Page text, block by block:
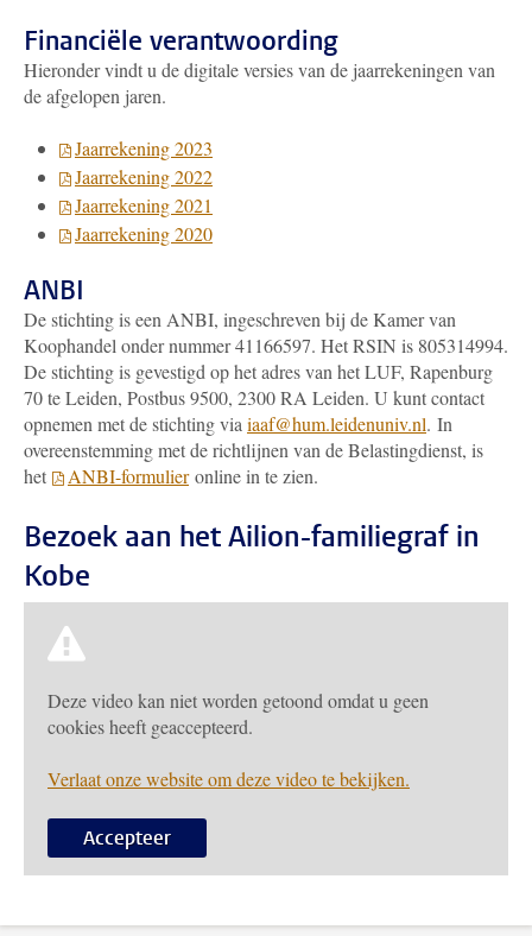
Financiële verantwoording
Hieronder vindt u de digitale versies van de jaarrekeningen van
de afgelopen jaren.
Jaarrekening 2023
Jaarrekening 2022
Jaarrekening 2021
Jaarrekening 2020
ANBI
De stichting is een ANBI, ingeschreven bij de Kamer van
Koophandel onder nummer 41166597. Het RSIN is 805314994.
De stichting is gevestigd op het adres van het LUF, Rapenburg
70 te Leiden, Postbus 9500, 2300 RA Leiden. U kunt contact
opnemen met de stichting via iaaf@hum.leidenuniv.nl. In
overeenstemming met de richtlijnen van de Belastingdienst, is
het
ANBI-formulieronline in te zien.
Bezoek aan het Ailion-familiegraf in
Kobe
Deze video kan niet worden getoond omdat u geen
cookies heeft geaccepteerd.
Verlaat onze website om deze video te bekijken.
Accepteer